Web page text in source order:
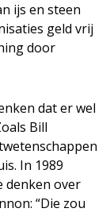
ijs en steen
geld vrij
door
dat er wel
Bill
In 1989
denken over
“Die zou